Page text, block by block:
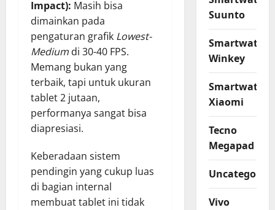
Impact): Masih bisa
dimainkan pada
pengaturan grafik Lowest-
Medium di 30-40 FPS.
Memang bukan yang
terbaik, tapi untuk ukuran
tablet 2 jutaan,
performanya sangat bisa
diapresiasi.
Keberadaan sistem
pendingin yang cukup luas
di bagian internal
membuat tablet ini tidak
Suunto
Smartwatch
Winkey
Smartwatch
Xiaomi
Tecno
Megapad
Vivo